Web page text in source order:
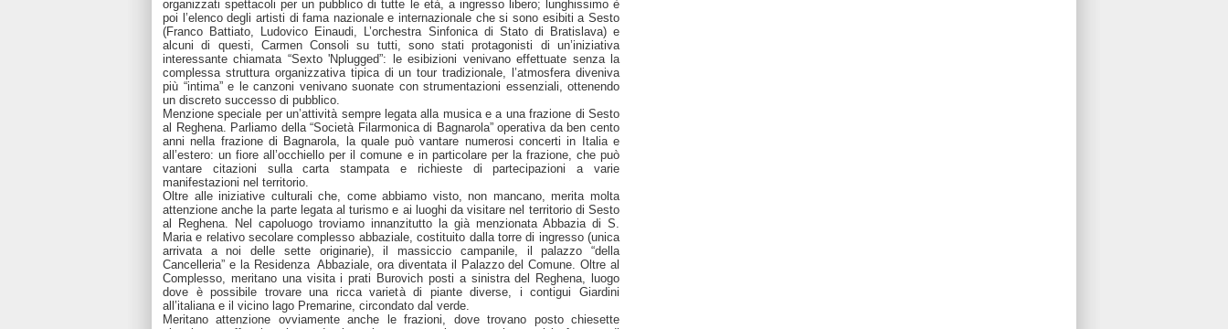
organizzati spettacoli per un pubblico di tutte le età, a ingresso libero; lunghissimo è
poi l’elenco degli artisti di fama nazionale e internazionale che si sono esibiti a Sesto
(Franco Battiato, Ludovico Einaudi, L’orchestra Sinfonica di Stato di Bratislava) e
alcuni di questi, Carmen Consoli su tutti, sono stati protagonisti di un’iniziativa
interessante chiamata “Sexto 'Nplugged”: le esibizioni venivano effettuate senza la
complessa struttura organizzativa tipica di un tour tradizionale, l’atmosfera diveniva
più “intima” e le canzoni venivano suonate con strumentazioni essenziali, ottenendo
un discreto successo di pubblico.
Menzione speciale per un’attività sempre legata alla musica e a una frazione di Sesto
al Reghena. Parliamo della “Società Filarmonica di Bagnarola” operativa da ben cento
anni nella frazione di Bagnarola, la quale può vantare numerosi concerti in Italia e
all’estero: un fiore all’occhiello per il comune e in particolare per la frazione, che può
vantare citazioni sulla carta stampata e richieste di partecipazioni a varie
manifestazioni nel territorio.
Oltre alle iniziative culturali che, come abbiamo visto, non mancano, merita molta
attenzione anche la parte legata al turismo e ai luoghi da visitare nel territorio di Sesto
al Reghena. Nel capoluogo troviamo innanzitutto la già menzionata Abbazia di S.
Maria e relativo secolare complesso abbaziale, costituito dalla torre di ingresso (unica
arrivata a noi delle sette originarie), il massiccio campanile, il palazzo “della
Cancelleria” e la Residenza Abbaziale, ora diventata il Palazzo del Comune. Oltre al
Complesso, meritano una visita i prati Burovich posti a sinistra del Reghena, luogo
dove è possibile trovare una ricca varietà di piante diverse, i contigui Giardini
all’italiana e il vicino lago Premarine, circondato dal verde.
Meritano attenzione ovviamente anche le frazioni, dove trovano posto chiesette